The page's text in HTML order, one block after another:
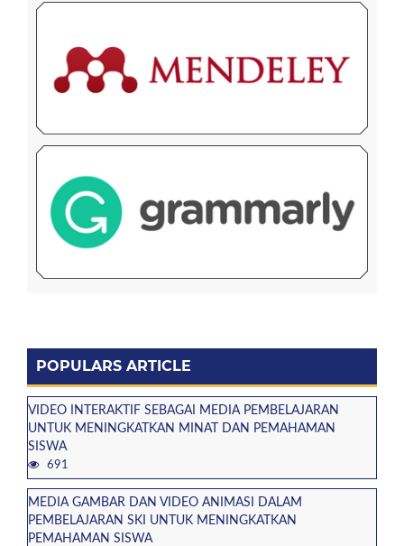
POPULARS ARTICLE
VIDEO INTERAKTIF SEBAGAI MEDIA PEMBELAJARAN
UNTUK MENINGKATKAN MINAT DAN PEMAHAMAN
SISWA
691
MEDIA GAMBAR DAN VIDEO ANIMASI DALAM
PEMBELAJARAN SKI UNTUK MENINGKATKAN
PEMAHAMAN SISWA